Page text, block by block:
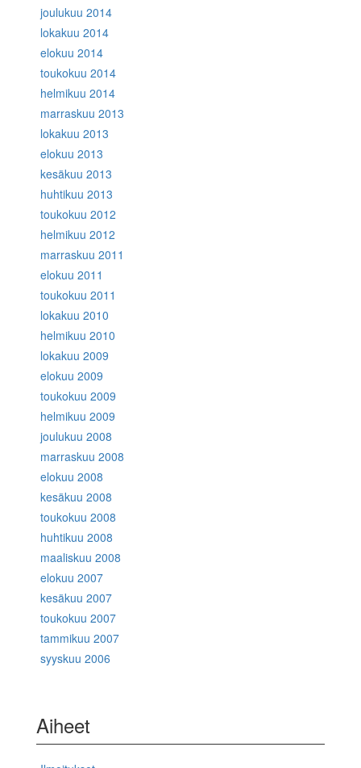
joulukuu 2014
lokakuu 2014
elokuu 2014
toukokuu 2014
helmikuu 2014
marraskuu 2013
lokakuu 2013
elokuu 2013
kesäkuu 2013
huhtikuu 2013
toukokuu 2012
helmikuu 2012
marraskuu 2011
elokuu 2011
toukokuu 2011
lokakuu 2010
helmikuu 2010
lokakuu 2009
elokuu 2009
toukokuu 2009
helmikuu 2009
joulukuu 2008
marraskuu 2008
elokuu 2008
kesäkuu 2008
toukokuu 2008
huhtikuu 2008
maaliskuu 2008
elokuu 2007
kesäkuu 2007
toukokuu 2007
tammikuu 2007
syyskuu 2006
Aiheet